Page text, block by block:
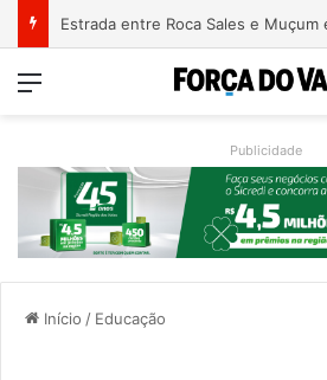
Menu
Publicidade
Início / Educação